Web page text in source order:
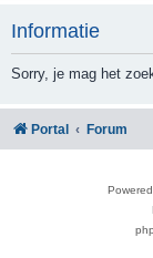
Informatie
Sorry, je mag het
Portal Forum